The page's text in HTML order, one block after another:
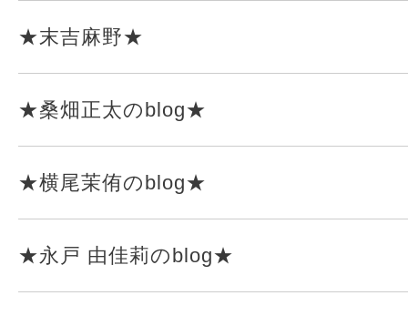
★末吉麻野★
★桑畑正太のblog★
★横尾茉侑のblog★
★永戸 由佳莉のblog★